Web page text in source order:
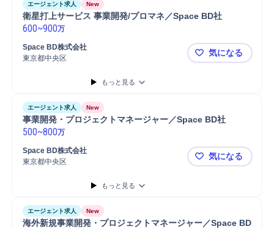
エージェント求人 New
衛星打上サービス 事業開発/プロマネ／Space BD社
600~900万
Space BD株式会社
東京都中央区
衛星打上サ
気になる
もっと見る
エージェント求人 New
事業開発・プロジェクトマネージャー／Space BD社
500~800万
Space BD株式会社
東京都中央区
事業開発・
気になる
もっと見る
エージェント求人 New
海外新規事業開発・プロジェクトマネージャー／Space BD